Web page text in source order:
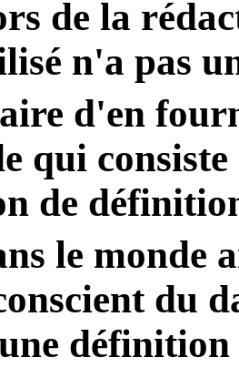
de la
n'a pas
d'en
qui
de
le monde
du